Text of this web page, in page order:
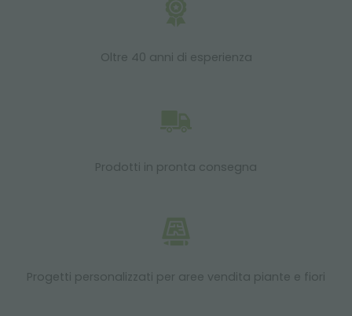
Oltre 40 anni di esperienza
Prodotti in pronta consegna
Progetti personalizzati per aree vendita piante e fiori